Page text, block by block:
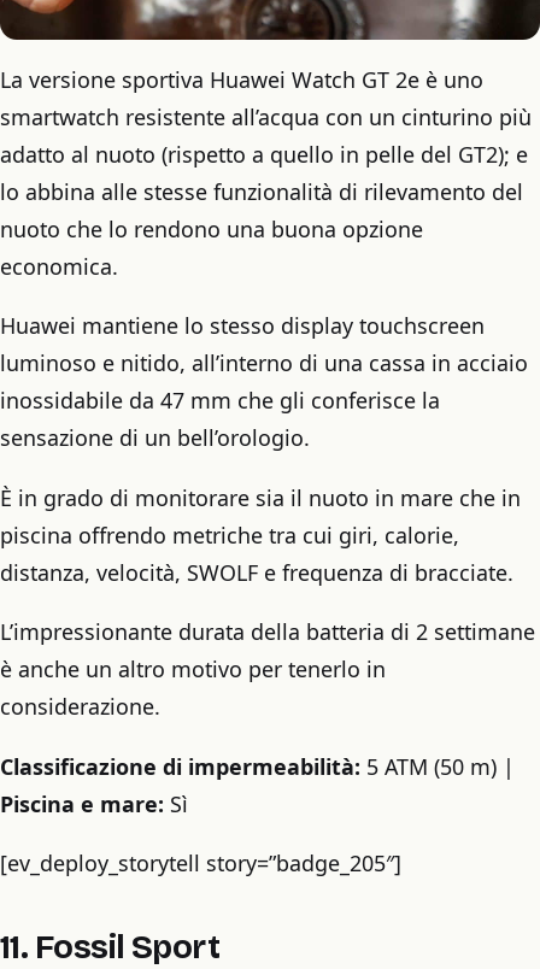
La versione sportiva Huawei Watch GT 2e è uno
smartwatch resistente all’acqua con un cinturino più
adatto al nuoto (rispetto a quello in pelle del GT2); e
lo abbina alle stesse funzionalità di rilevamento del
nuoto che lo rendono una buona opzione
economica.
Huawei mantiene lo stesso display touchscreen
luminoso e nitido, all’interno di una cassa in acciaio
inossidabile da 47 mm che gli conferisce la
sensazione di un bell’orologio.
È in grado di monitorare sia il nuoto in mare che in
piscina offrendo metriche tra cui giri, calorie,
distanza, velocità, SWOLF e frequenza di bracciate.
L’impressionante durata della batteria di 2 settimane
è anche un altro motivo per tenerlo in
considerazione.
Classificazione di impermeabilità: 5 ATM (50 m) |
Piscina e mare: Sì
[ev_deploy_storytell story=”badge_205″]
11. Fossil Sport